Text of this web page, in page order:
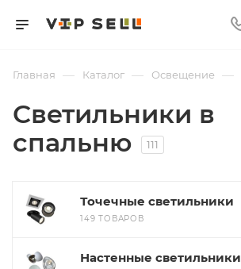
Главная — Каталог — Освещение —
Светильники в
спальню
111
Точечные светильники
149 ТОВАРОВ
Настенные светильники